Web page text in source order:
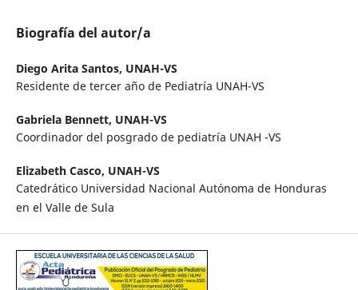
Biografía del autor/a
Diego Arita Santos, UNAH-VS
Residente de tercer año de Pediatría UNAH-VS
Gabriela Bennett, UNAH-VS
Coordinador del posgrado de pediatría UNAH -VS
Elizabeth Casco, UNAH-VS
Catedrático Universidad Nacional Autónoma de Honduras
en el Valle de Sula